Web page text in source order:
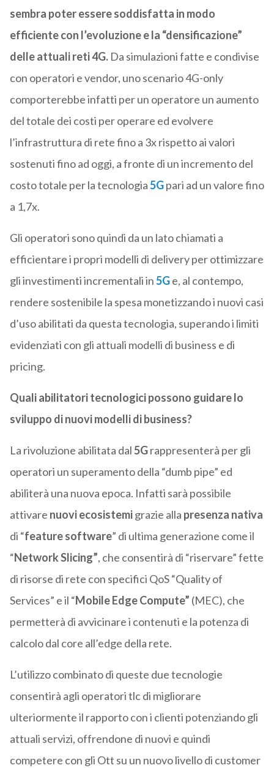
sembra poter essere soddisfatta in modo
efficiente con l’evoluzione e la “densificazione”
delle attuali reti 4G.Da simulazioni fatte e condivise
con operatori e vendor, uno scenario 4G-only
comporterebbe infatti per un operatore un aumento
del totale dei costi per operare ed evolvere
l’infrastruttura di rete fino a 3x rispetto ai valori
sostenuti fino ad oggi, a fronte di un incremento del
costo totale per la tecnologia5Gpari ad un valore fino
a 1,7x.
Gli operatori sono quindi da un lato chiamati a
efficientare i propri modelli di delivery per ottimizzare
gli investimenti incrementali in5Ge, al contempo,
rendere sostenibile la spesa monetizzando i nuovi casi
d’uso abilitati da questa tecnologia, superando i limiti
evidenziati con gli attuali modelli di business e di
pricing.
Quali abilitatori tecnologici possono guidare lo
sviluppo di nuovi modelli di business?
La rivoluzione abilitata dal5Grappresenterà per gli
operatori un superamento della “dumb pipe” ed
abiliterà una nuova epoca. Infatti sarà possibile
attivare nuovi ecosistemigrazie alla presenza nativa
di “feature software” di ultima generazione come il
“Network Slicing”, che consentirà di “riservare” fette
di risorse di rete con specifici QoS “Quality of
Services” e il “Mobile Edge Compute” (MEC), che
permetterà di avvicinare i contenuti e la potenza di
calcolo dal core all’edge della rete.
L’utilizzo combinato di queste due tecnologie
consentirà agli operatori tlc di migliorare
ulteriormente il rapporto con i clienti potenziando gli
attuali servizi, offrendone di nuovi e quindi
competere con gli Ott su un nuovo livello di customer